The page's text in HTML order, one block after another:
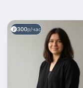
300р/час